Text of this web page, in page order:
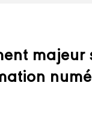
majeur